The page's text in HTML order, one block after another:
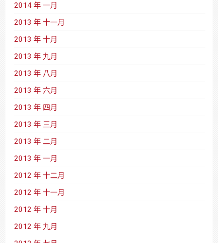
2014 年 一月
2013 年 十一月
2013 年 十月
2013 年 九月
2013 年 八月
2013 年 六月
2013 年 四月
2013 年 三月
2013 年 二月
2013 年 一月
2012 年 十二月
2012 年 十一月
2012 年 十月
2012 年 九月